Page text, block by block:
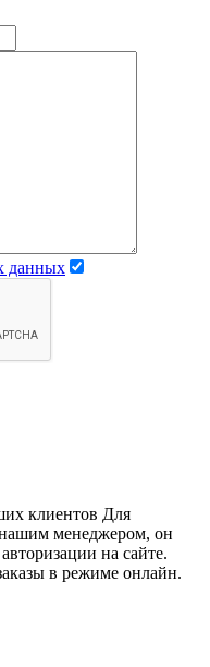
данных
клиентов Для
нашим менеджером, он
на сайте.
в режиме онлайн.